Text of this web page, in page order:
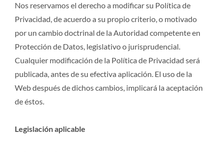
Nos reservamos el derecho a modificar su Política de
Privacidad, de acuerdo a su propio criterio, o motivado
por un cambio doctrinal de la Autoridad competente en
Protección de Datos, legislativo o jurisprudencial.
Cualquier modificación de la Política de Privacidad será
publicada, antes de su efectiva aplicación. El uso de la
Web después de dichos cambios, implicará la aceptación
de éstos.
Legislación aplicable